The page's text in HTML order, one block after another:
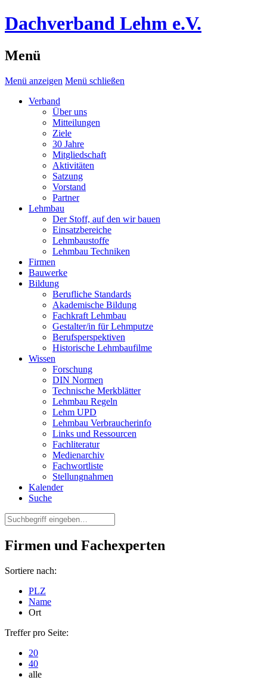
Dachverband Lehm e.V.
Menü
Menü anzeigen Menü schließen
Verband
Über uns
Mitteilungen
Ziele
30 Jahre
Mitgliedschaft
Aktivitäten
Satzung
Vorstand
Partner
Lehmbau
Der Stoff, auf den wir bauen
Einsatzbereiche
Lehmbaustoffe
Lehmbau Techniken
Firmen
Bauwerke
Bildung
Berufliche Standards
Akademische Bildung
Fachkraft Lehmbau
Gestalter/in für Lehmputze
Berufsperspektiven
Historische Lehmbaufilme
Wissen
Forschung
DIN Normen
Technische Merkblätter
Lehmbau Regeln
Lehm UPD
Lehmbau Verbraucherinfo
Links und Ressourcen
Fachliteratur
Medienarchiv
Fachwortliste
Stellungnahmen
Kalender
Suche
Firmen und Fachexperten
Sortiere nach:
PLZ
Name
Ort
Treffer pro Seite:
20
40
alle